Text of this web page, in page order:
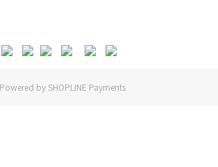
Powered by SHOPLINE Payments